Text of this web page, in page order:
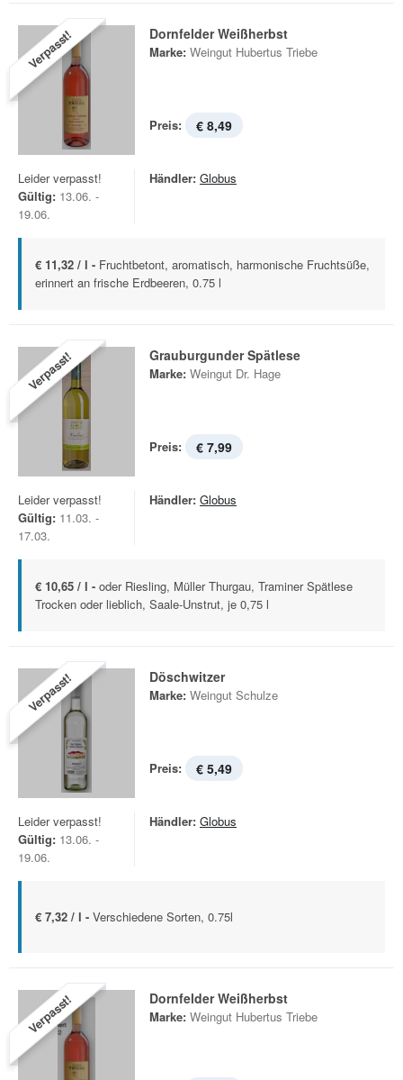
Verpasst! Dornfelder Weißherbst
Marke: Weingut Hubertus Triebe
Preis: € 8,49
Leider verpasst!
Gültig: 13.06. -
19.06.
Händler: Globus
€ 11,32 / l - Fruchtbetont, aromatisch, harmonische Fruchtsüße,
erinnert an frische Erdbeeren, 0.75 l
Verpasst! Grauburgunder Spätlese
Marke: Weingut Dr. Hage
Preis: € 7,99
Leider verpasst!
Gültig: 11.03. -
17.03.
Händler: Globus
€ 10,65 / l - oder Riesling, Müller Thurgau, Traminer Spätlese
Trocken oder lieblich, Saale-Unstrut, je 0,75 l
Verpasst! Döschwitzer
Marke: Weingut Schulze
Preis: € 5,49
Leider verpasst!
Gültig: 13.06. -
19.06.
Händler: Globus
€ 7,32 / l - Verschiedene Sorten, 0.75l
Verpasst! Dornfelder Weißherbst
Marke: Weingut Hubertus Triebe